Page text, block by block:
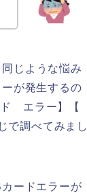
じような悩み
が発生するの
ド エラー】【
調べてみまし
ードエラーが